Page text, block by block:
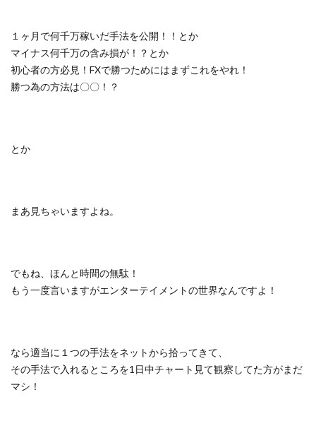
１ヶ月で何千万稼いだ手法を公開！！とか
マイナス何千万の含み損が！？とか
初心者の方必見！FXで勝つためにはまずこれをやれ！
勝つ為の方法は〇〇！？
とか
まあ見ちゃいますよね。
でもね、ほんと時間の無駄！
もう一度言いますがエンターテイメントの世界なんですよ！
なら適当に１つの手法をネットから拾ってきて、
その手法で入れるところを1日中チャート見て観察してた方がまだ
マシ！